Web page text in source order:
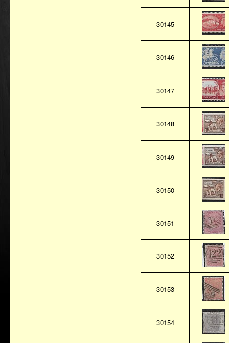
30145
30146
30147
30148
30149
30150
30151
30152
30153
30154